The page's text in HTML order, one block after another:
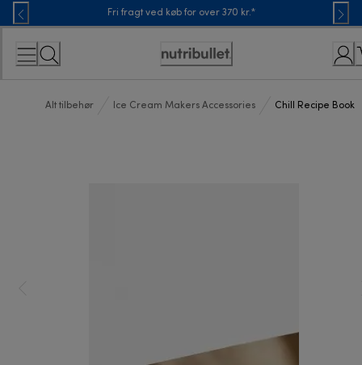
Skip
to
Content
Fri fragt ved køb for over 370 kr.*
Accessibility
Alt tilbehør Ice Cream Makers Accessories Chill Recipe Book